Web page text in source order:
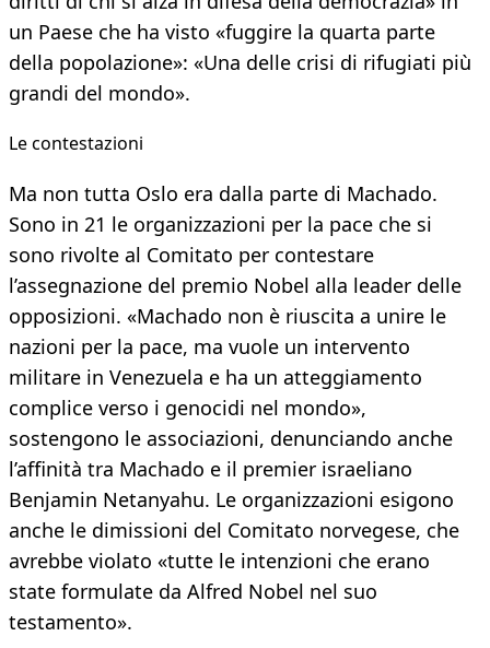
un Paese che ha visto «fuggire la quarta parte
della popolazione»: «Una delle crisi di rifugiati più
grandi del mondo».
Le contestazioni
Ma non tutta Oslo era dalla parte di Machado.
Sono in 21 le organizzazioni per la pace che si
sono rivolte al Comitato per contestare
l’assegnazione del premio Nobel alla leader delle
opposizioni. «Machado non è riuscita a unire le
nazioni per la pace, ma vuole un intervento
militare in Venezuela e ha un atteggiamento
complice verso i genocidi nel mondo»,
sostengono le associazioni, denunciando anche
l’affinità tra Machado e il premier israeliano
Benjamin Netanyahu. Le organizzazioni esigono
anche le dimissioni del Comitato norvegese, che
avrebbe violato «tutte le intenzioni che erano
state formulate da Alfred Nobel nel suo
testamento».